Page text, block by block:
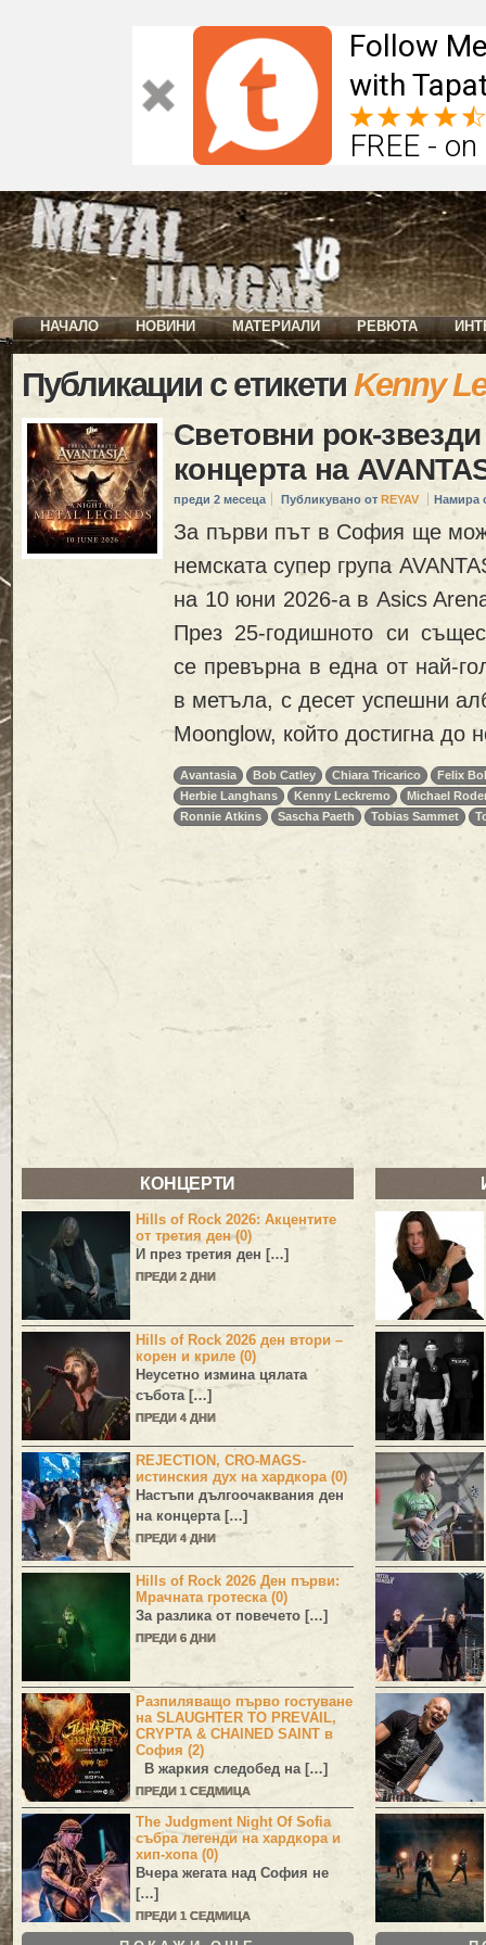
Follow
with
FREE -
НАЧАЛО НОВИНИ МАТЕРИАЛИ РЕВЮТА
Публикации с етикетиKenny
Световни рок-
концерта на
преди 2 месеца Публикувано от REYAV Намира
За първи път в София ще
немската супер група
на 10 юни 2026-а в Asics
През 25-годишното си
се превърна в една от най-
в метъла, с десет успешни
Moonglow, който достигна
Avantasia Bob Catley Chiara Tricarico
Felix
Herbie Langhans
Kenny Leckremo
Michael
Ronnie Atkins
Sascha Paeth Tobias Sammet
КОНЦЕРТИ
Hills of Rock 2026: Акцентите
от третия ден (0)
И през третия ден […]
ПРЕДИ 2 ДНИ
Hills of Rock 2026 ден втори –
корен и криле (0)
Неусетно измина цялата
събота […]
ПРЕДИ 4 ДНИ
REJECTION, CRO-MAGS-
истинския дух на хардкора (0)
Настъпи дългоочаквания ден
на концерта […]
ПРЕДИ 4 ДНИ
Hills of Rock 2026 Ден първи:
Мрачната гротеска (0)
За разлика от повечето […]
ПРЕДИ 6 ДНИ
Разпиляващо първо гостуване
на SLAUGHTER TO PREVAIL,
CRYPTA & CHAINED SAINT в
София (2)
В жаркия следобед на […]
ПРЕДИ 1 СЕДМИЦА
The Judgment Night Of Sofia
събра легенди на хардкора и
хип-хопа (0)
Вчера жегата над София не
[…]
ПРЕДИ 1 СЕДМИЦА